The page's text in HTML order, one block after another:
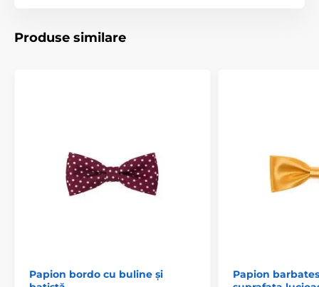
Produse similare
Papion bordo cu buline și
Papion